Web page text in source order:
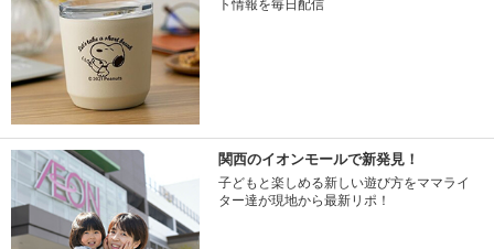
ト情報を毎日配信
関西のイオンモールで新発見！
子どもと楽しめる新しい遊び方をママライ
ター達が現地から最新リポ！